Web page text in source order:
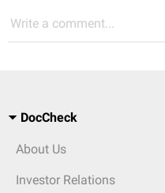
Write a comment...
DocCheck
About Us
Investor Relations